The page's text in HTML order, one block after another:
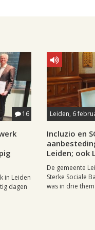
16
in Leiden
dagen
Leiden, 6
Incluzio en
Leiden;
De gemeente
Sterke Sociale
was in drie